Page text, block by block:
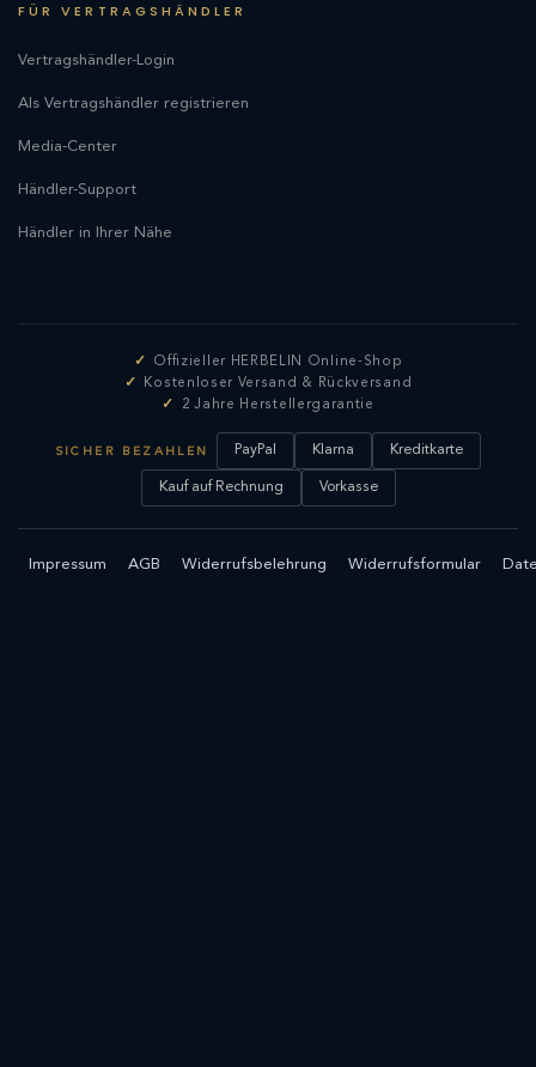
FÜR VERTRAGSHÄNDLER
Vertragshändler-Login
Als Vertragshändler registrieren
Media-Center
Händler-Support
Händler in Ihrer Nähe
Offizieller HERBELIN Online-Shop
Kostenloser Versand & Rückversand
2 Jahre Herstellergarantie
SICHER BEZAHLEN PayPal Klarna Kreditkarte
Kauf auf Rechnung Vorkasse
Impressum AGB Widerrufsbelehrung Widerrufsformular